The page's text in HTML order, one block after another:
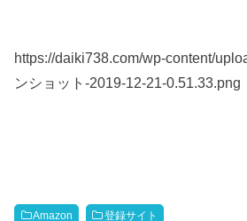
https://daiki738.com/wp-content/
ンショット-2019-12-21-0.51.33.png
Amazon 登録サイト